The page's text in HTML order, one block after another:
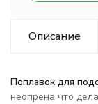
Описание
Поплавок для
неопрена что